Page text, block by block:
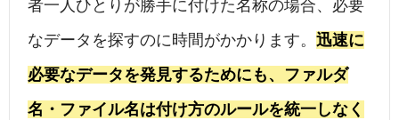
者一人ひとりが勝手に付けた名称の場合、必要
なデータを探すのに時間がかかります。 迅速に
必要なデータを発見するためにも、ファルダ
名・ファイル名は付け方のルールを統一しなく